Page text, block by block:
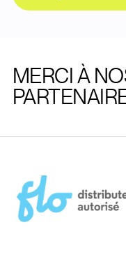
MERCI À